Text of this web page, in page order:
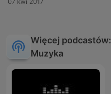
Więcej podcastów:
Muzyka